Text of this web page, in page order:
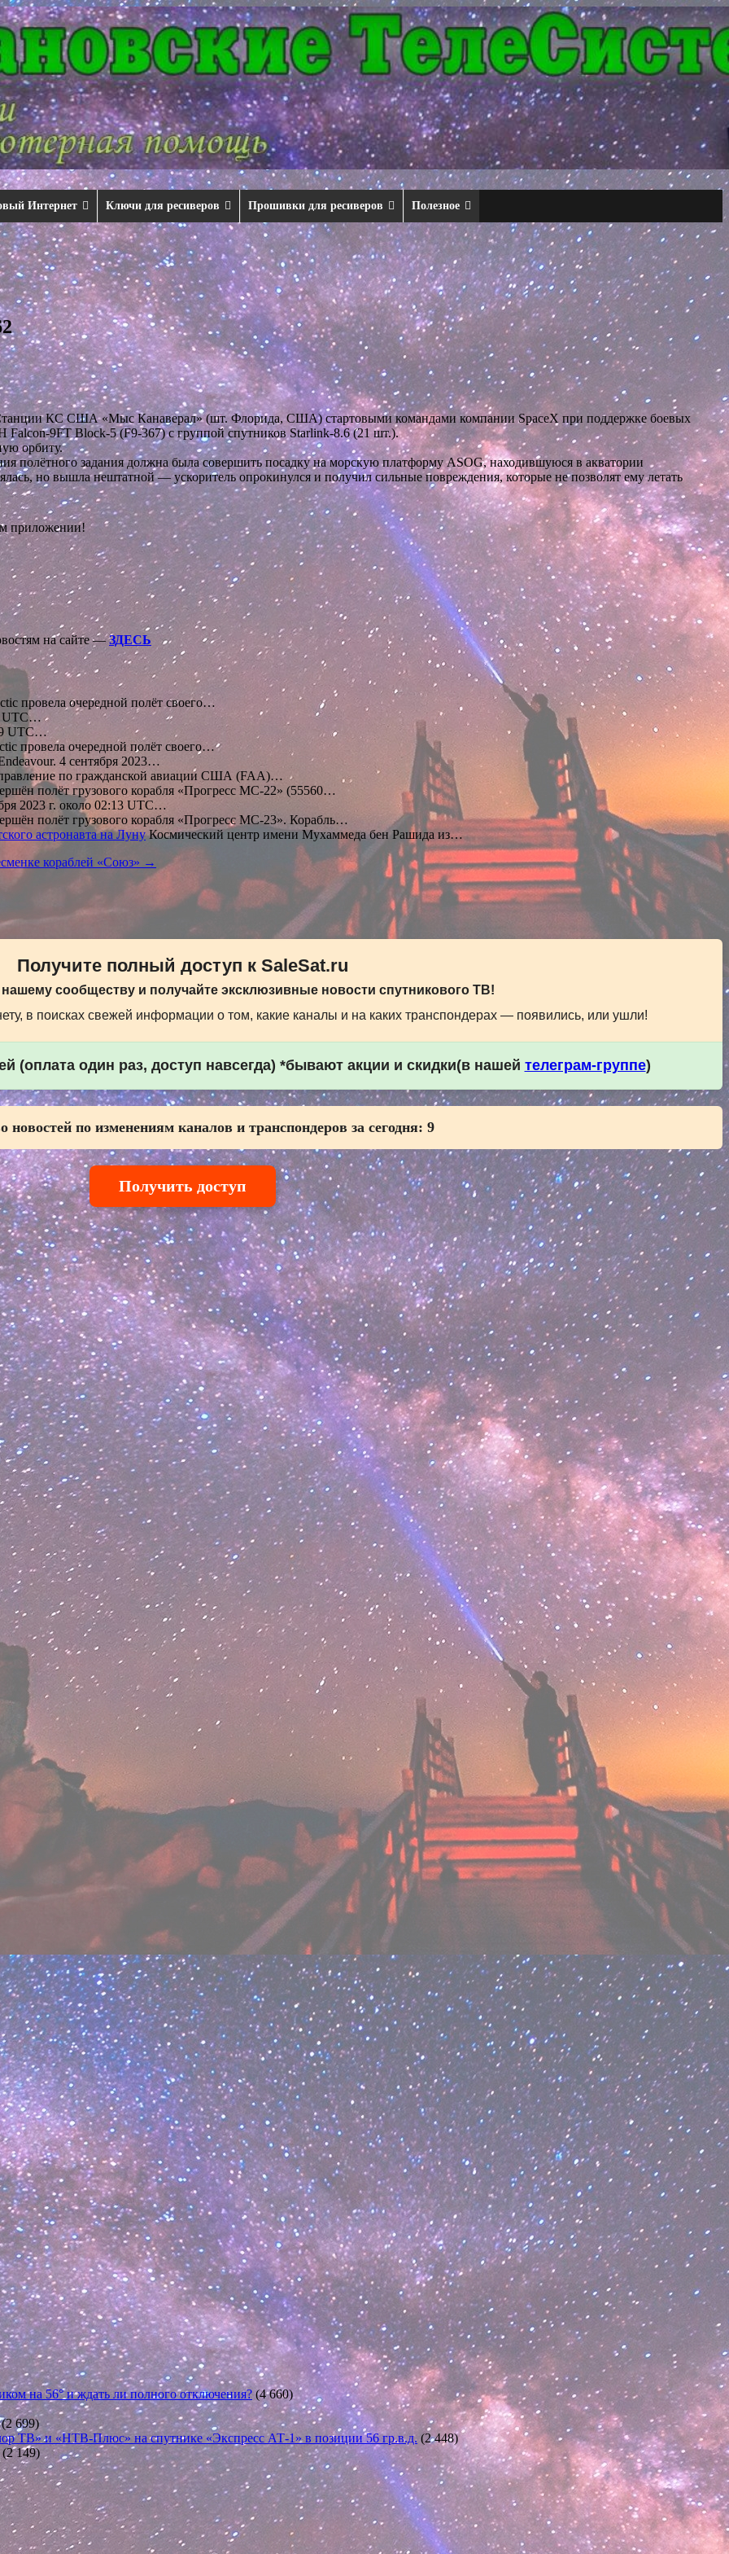
Интернет Ключи для ресиверов Прошивки для ресиверов Полезное
КС США «Мыс Канаверал» (шт. Флорида, США) стартовыми командами компании SpaceX при поддержке боевых
9FT Block-5 (F9-367) с группой спутников Starlink-8.6 (21 шт.).
орбиту.
полётного задания должна была совершить посадку на морскую платформу ASOG, находившуюся в акватории
но вышла нештатной — ускоритель опрокинулся и получил сильные повреждения, которые не позволят ему летать
приложении!
на сайте —ЗДЕСЬ
провела очередной полёт своего…
UTC…
UTC…
провела очередной полёт своего…
4 сентября 2023…
по гражданской авиации США (FAA)…
полёт грузового корабля «Прогресс МС-22» (55560…
2023 г. около 02:13 UTC…
полёт грузового корабля «Прогресс МС-23». Корабль…
астронавта на ЛунуКосмический центр имени Мухаммеда бен Рашида из…
кораблей «Союз» →
Получите полный доступ к SaleSat.ru
сообществу и получайте эксклюзивные новости спутникового ТВ!
в поисках свежей информации о том, какие каналы и на каких транспондерах — появились, или ушли!
(оплата один раз, доступ навсегда) *бывают акции и скидки(в нашей телеграм-группе)
новостей по изменениям каналов и транспондеров за сегодня: 9
Получить доступ
на 56° и ждать ли полного отключения? (4 660)
(2 699)
ТВ» и «НТВ-Плюс» на спутнике «Экспресс АТ-1» в позиции 56 гр.в.д. (2 448)
(2 149)